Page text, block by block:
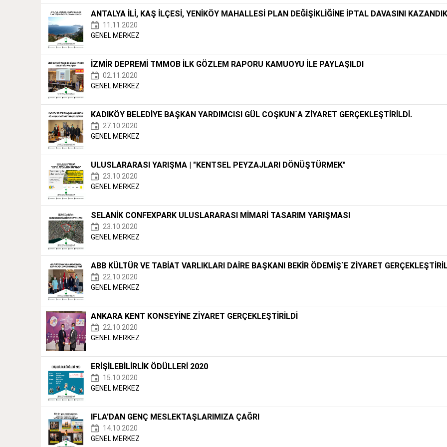
ANTALYA İLİ, KAŞ İLÇESİ, YENİKÖY MAHALLESİ PLAN DEĞİŞİKLİĞİNE İPTAL DAVASINI KAZANDIK
11.11.2020
GENEL MERKEZ
İZMİR DEPREMİ TMMOB İLK GÖZLEM RAPORU KAMUOYU İLE PAYLAŞILDI
02.11.2020
GENEL MERKEZ
KADIKÖY BELEDİYE BAŞKAN YARDIMCISI GÜL COŞKUN`A ZİYARET GERÇEKLEŞTİRİLDİ.
27.10.2020
GENEL MERKEZ
ULUSLARARASI YARIŞMA | "KENTSEL PEYZAJLARI DÖNÜŞTÜRMEK"
23.10.2020
GENEL MERKEZ
SELANİK CONFEXPARK ULUSLARARASI MİMARİ TASARIM YARIŞMASI
23.10.2020
GENEL MERKEZ
ABB KÜLTÜR VE TABİAT VARLIKLARI DAİRE BAŞKANI BEKİR ÖDEMİŞ`E ZİYARET
22.10.2020
GENEL MERKEZ
ANKARA KENT KONSEYİNE ZİYARET GERÇEKLEŞTİRİLDİ
22.10.2020
GENEL MERKEZ
ERİŞİLEBİLİRLİK ÖDÜLLERİ 2020
15.10.2020
GENEL MERKEZ
IFLA'DAN GENÇ MESLEKTAŞLARIMIZA ÇAĞRI
14.10.2020
GENEL MERKEZ